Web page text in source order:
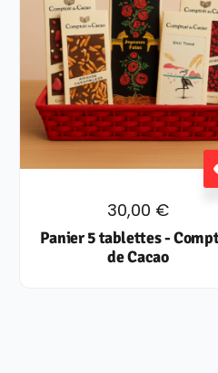
30,00 €
Panier 5 tablettes -
de Cacao